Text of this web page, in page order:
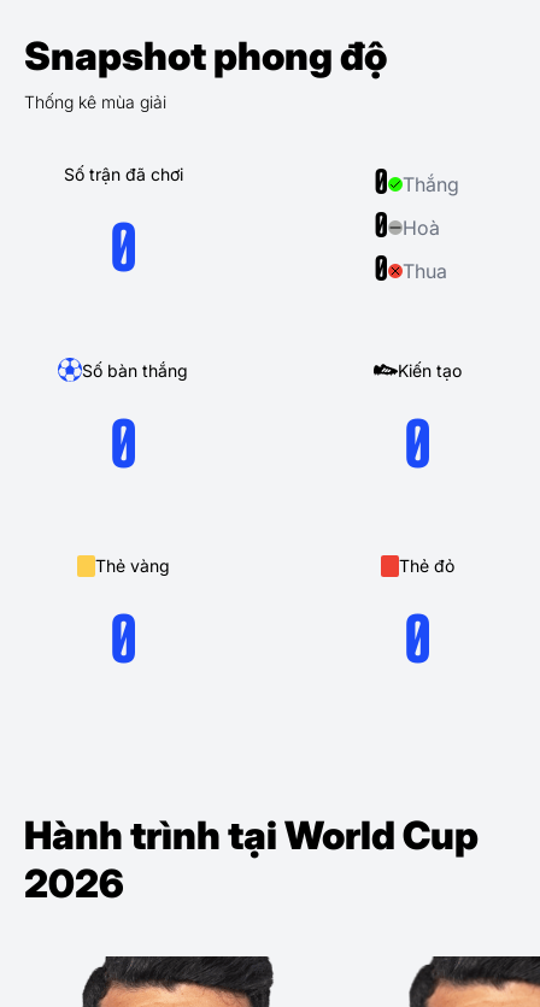
Snapshot phong độ
Thống kê mùa giải
Số trận đã chơi
0
Số bàn thắng
0
Kiến tạo
0
Thẻ vàng
0
Thẻ đỏ
0
0 Thắng
0 Hoà
0 Thua
Hành trình tại World Cup
2026